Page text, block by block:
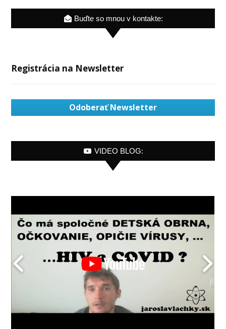
Buďte so mnou v kontakte:
Registrácia na Newsletter
Odoberať Newsletter
VIDEO BLOG: